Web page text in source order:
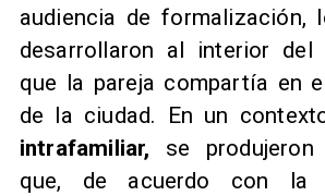
audiencia de formalización,
desarrollaron al interior del
que la pareja compartía en
de la ciudad. En un
intrafamiliar, se produjeron
que, de acuerdo con la